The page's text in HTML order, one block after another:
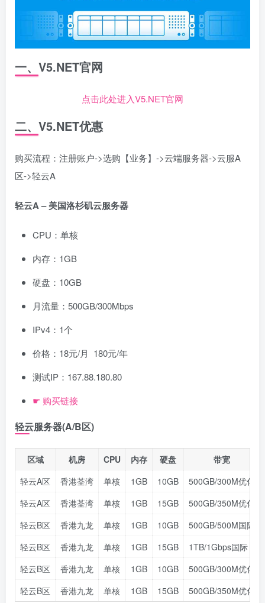
一、V5.NET官网
点击此处进入V5.NET官网
二、V5.NET优惠
购买流程：注册账户->选购【业务】->云端服务器->云服A
区->轻云A
轻云A – 美国洛杉矶云服务器
CPU：单核
内存：1GB
硬盘：10GB
月流量：500GB/300Mbps
IPv4：1个
价格：18元/月 180元/年
测试IP：167.88.180.80
☛ 购买链接
轻云服务器(A/B区)
区域 机房 CPU 内存 硬盘
带宽
轻云A区
香港荃湾 单核 1GB 10GB
500GB/300M优化
轻云A区
香港荃湾 单核 1GB 15GB
500GB/350M优化
轻云B区
香港九龙 单核 1GB 10GB
500GB/500M国际
轻云B区
香港九龙 单核 1GB 15GB
1TB/1Gbps国际
轻云B区
香港九龙 单核 1GB 10GB
500GB/300M优化
轻云B区
香港九龙 单核 1GB 15GB 500GB/350M优化